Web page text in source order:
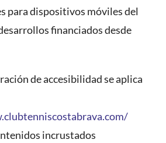
para dispositivos móviles del
financiados desde
de accesibilidad se aplica
incrustados